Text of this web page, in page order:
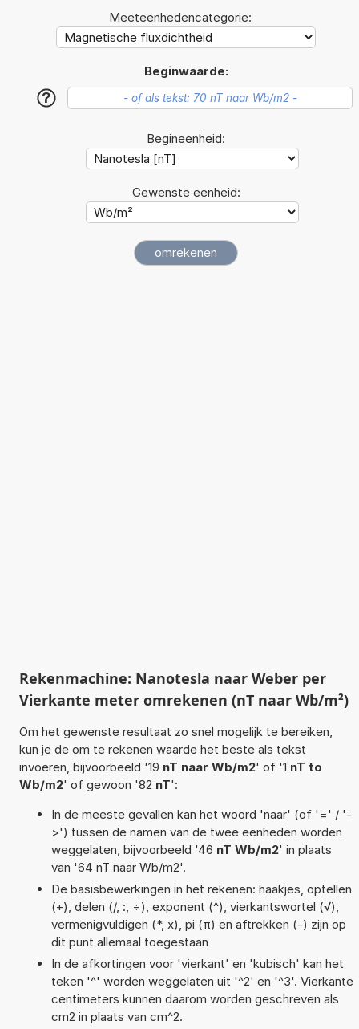
Meeteenhedencategorie:
Beginwaarde:
?
Begineenheid:
Gewenste eenheid:
Rekenmachine: Nanotesla naar Weber per
Vierkante meter omrekenen (nT naar Wb/m²)
Om het gewenste resultaat zo snel mogelijk te bereiken,
kun je de om te rekenen waarde het beste als tekst
invoeren, bijvoorbeeld '19 nT naar Wb/m2' of '1 nT to
Wb/m2' of gewoon '82 nT':
In de meeste gevallen kan het woord 'naar' (of '=' / '-
>') tussen de namen van de twee eenheden worden
weggelaten, bijvoorbeeld '46 nT Wb/m2' in plaats
van '64 nT naar Wb/m2'.
De basisbewerkingen in het rekenen: haakjes, optellen
(+), delen (/, :, ÷), exponent (^), vierkantswortel (√),
vermenigvuldigen (*, x), pi (π) en aftrekken (-) zijn op
dit punt allemaal toegestaan
In de afkortingen voor 'vierkant' en 'kubisch' kan het
teken '^' worden weggelaten uit '^2' en '^3'. Vierkante
centimeters kunnen daarom worden geschreven als
cm2 in plaats van cm^2.